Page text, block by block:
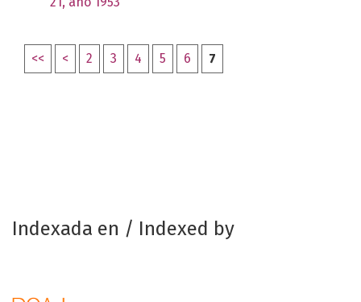
<< < 2 3 4 5 6 7
Indexada en / Indexed by